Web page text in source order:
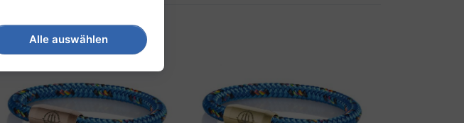
Alle auswählen